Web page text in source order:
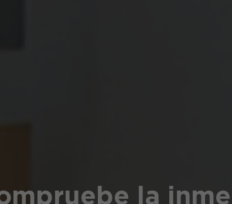
la